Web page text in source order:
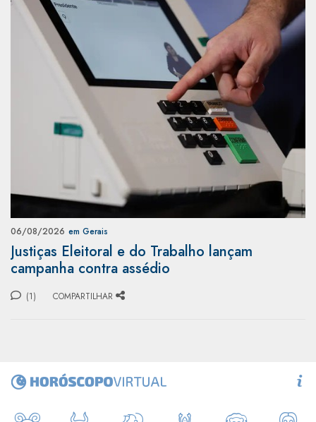
06/08/2026 em Gerais
Justiças Eleitoral e do Trabalho lançam
campanha contra assédio
(1) COMPARTILHAR